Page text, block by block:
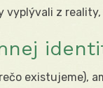
vyplývali z
existujeme),